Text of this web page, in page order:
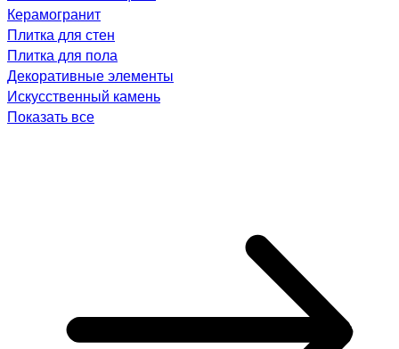
Керамогранит
Плитка для стен
Плитка для пола
Декоративные элементы
Искусственный камень
Показать все